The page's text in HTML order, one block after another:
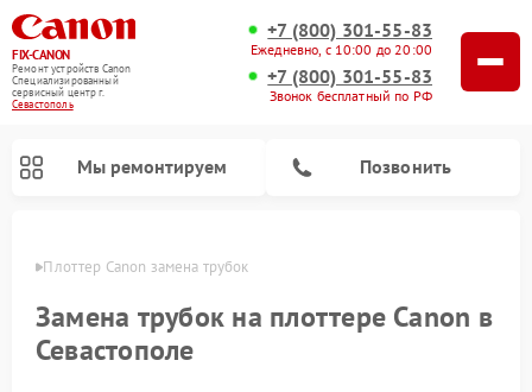
FIX-CANON
Ремонт устройств Canon
Специализированный
cервисный центр г.
Севастополь
+7 (800) 301-55-83
Ежедневно, с 10:00 до 20:00
+7 (800) 301-55-83
Звонок бесплатный по РФ
Мы ремонтируем Позвонить
Плоттер Canon замена трубок
Замена трубок на плоттере Canon в
Севастополе